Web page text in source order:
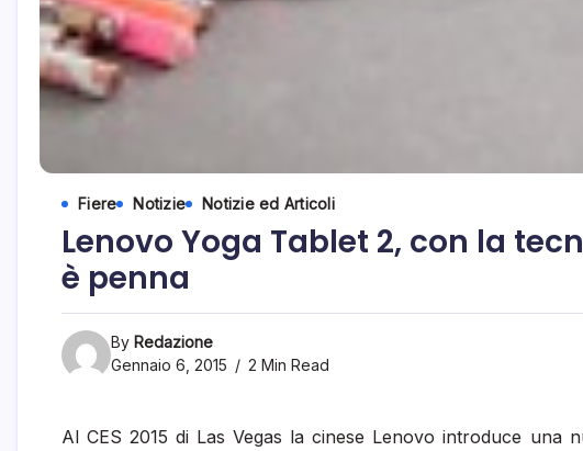
Fiere Notizie Notizie ed Articoli
Lenovo Yoga Tablet 2, con la
è penna
By Redazione
Gennaio 6, 2015
2 Min Read
Al CES 2015 di Las Vegas la cinese Lenovo introduce una